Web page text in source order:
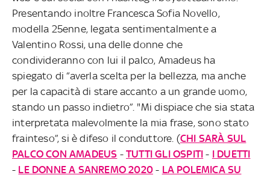
Presentando inoltre Francesca Sofia Novello,
modella 25enne, legata sentimentalmente a
Valentino Rossi, una delle donne che
condivideranno con lui il palco, Amadeus ha
spiegato di “averla scelta per la bellezza, ma anche
per la capacità di stare accanto a un grande uomo,
stando un passo indietro”. "Mi dispiace che sia stata
interpretata malevolmente la mia frase, sono stato
frainteso”, si è difeso il conduttore. (CHI SARÀ SUL
PALCO CON AMADEUS -TUTTI GLI OSPITI - I DUETTI
- LE DONNE A SANREMO 2020 - LA POLEMICA SU